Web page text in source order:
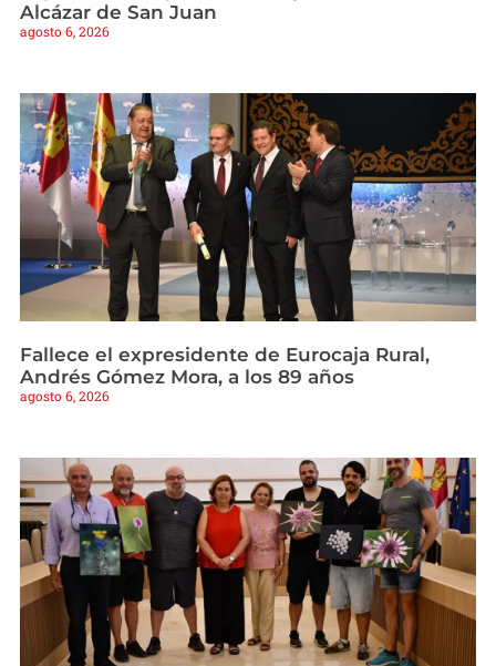
Alcázar de San Juan
agosto 6, 2026
Fallece el expresidente de Eurocaja Rural,
Andrés Gómez Mora, a los 89 años
agosto 6, 2026